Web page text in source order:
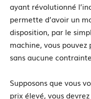
ayant révolutionné
permette d’avoir un
disposition, par le
machine, vous
sans aucune
Supposons que vous
prix élevé, vous